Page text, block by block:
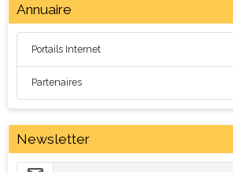
Annuaire
Portails Internet
Partenaires
Newsletter